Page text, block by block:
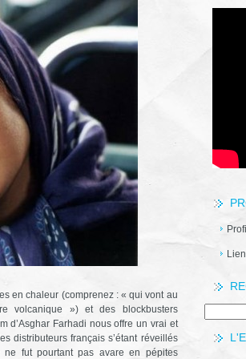
en chaleur (comprenez : « qui vont au
volcanique ») et des blockbusters
d’Asghar Farhadi nous offre un vrai et
distributeurs français s’étant réveillés
ne fut pourtant pas avare en pépites